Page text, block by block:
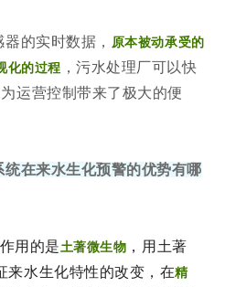
的实时数据， 原本被动承受的
化的过程 ，污水处理厂可以快
运营控制带来了极大的便
在来水生化预警的优势有哪
用的是土著微生物 ，用土著
来水生化特性的改变，在精